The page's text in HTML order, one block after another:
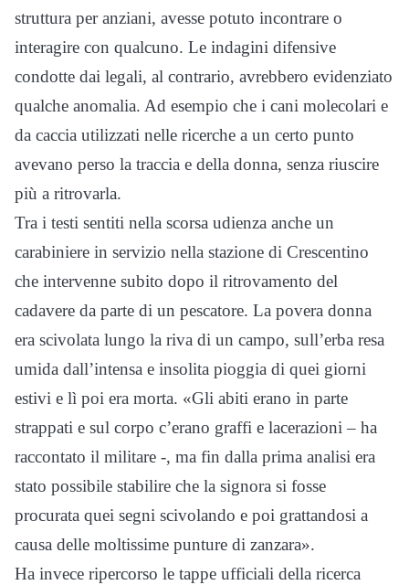
struttura per anziani, avesse potuto incontrare o
interagire con qualcuno. Le indagini difensive
condotte dai legali, al contrario, avrebbero evidenziato
qualche anomalia. Ad esempio che i cani molecolari e
da caccia utilizzati nelle ricerche a un certo punto
avevano perso la traccia e della donna, senza riuscire
più a ritrovarla.
Tra i testi sentiti nella scorsa udienza anche un
carabiniere in servizio nella stazione di Crescentino
che intervenne subito dopo il ritrovamento del
cadavere da parte di un pescatore. La povera donna
era scivolata lungo la riva di un campo, sull’erba resa
umida dall’intensa e insolita pioggia di quei giorni
estivi e lì poi era morta. «Gli abiti erano in parte
strappati e sul corpo c’erano graffi e lacerazioni – ha
raccontato il militare -, ma fin dalla prima analisi era
stato possibile stabilire che la signora si fosse
procurata quei segni scivolando e poi grattandosi a
causa delle moltissime punture di zanzara».
Ha invece ripercorso le tappe ufficiali della ricerca